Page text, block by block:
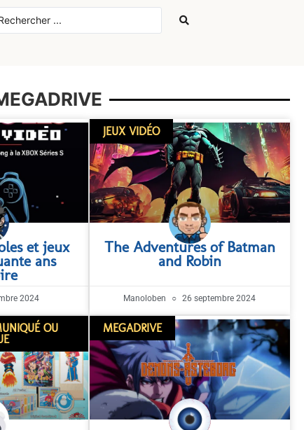
et jeux
ans
2024
JEUX VIDÉO
The Adventures of Batman
and Robin
Manoloben 26 septembre 2024
OU
MEGADRIVE